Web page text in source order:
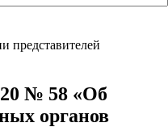
представителей
№ 58 «Об
органов